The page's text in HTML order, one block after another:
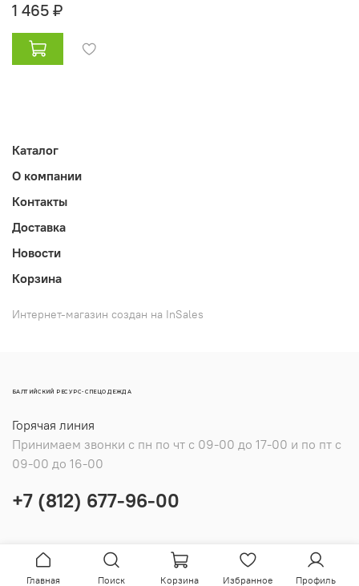
1 465 ₽
Каталог
О компании
Контакты
Доставка
Новости
Корзина
Интернет-магазин создан на InSales
БАЛТИЙСКИЙ РЕСУРС-СПЕЦОДЕЖДА
Горячая линия
Принимаем звонки с пн по чт с 09-00 до 17-00 и по пт с
09-00 до 16-00
+7 (812) 677-96-00
Главная Поиск Корзина Избранное Профиль